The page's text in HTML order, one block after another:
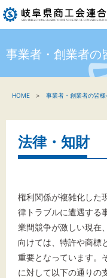
事業者・創業者の
HOME 事業者・創業者の皆様
法律・知財
権利関係が複雑化した
律トラブルに遭遇する
業間競争が激しい現在
向けては、特許や商標
重要となっています。
に対して以下の通りの